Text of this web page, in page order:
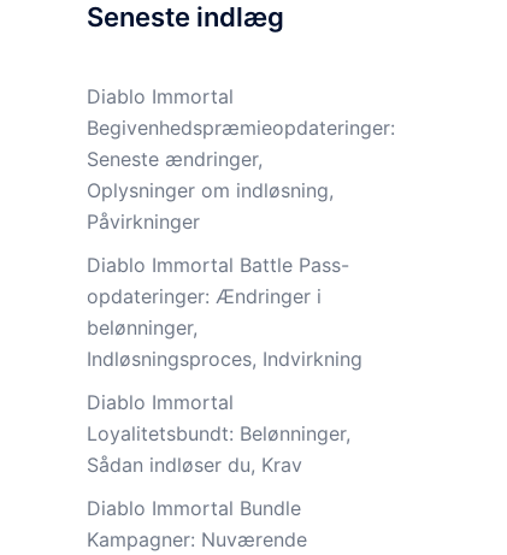
Seneste indlæg
Diablo Immortal
Begivenhedspræmieopdateringer:
Seneste ændringer,
Oplysninger om indløsning,
Påvirkninger
Diablo Immortal Battle Pass-
opdateringer: Ændringer i
belønninger,
Indløsningsproces, Indvirkning
Diablo Immortal
Loyalitetsbundt: Belønninger,
Sådan indløser du, Krav
Diablo Immortal Bundle
Kampagner: Nuværende